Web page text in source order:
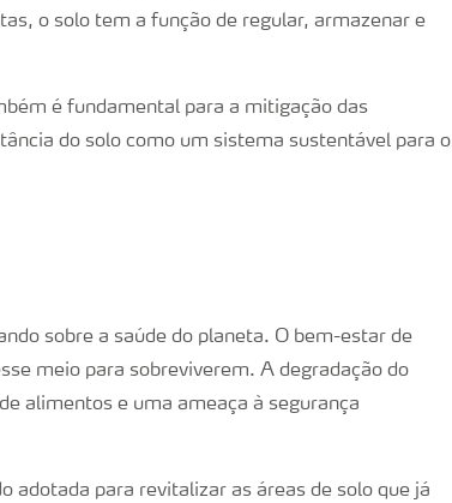
o solo tem a função de regular, armazenar e
é fundamental para a mitigação das
do solo como um sistema sustentável para o
sobre a saúde do planeta. O bem-estar de
meio para sobreviverem. A degradação do
alimentos e uma ameaça à segurança
adotada para revitalizar as áreas de solo que já